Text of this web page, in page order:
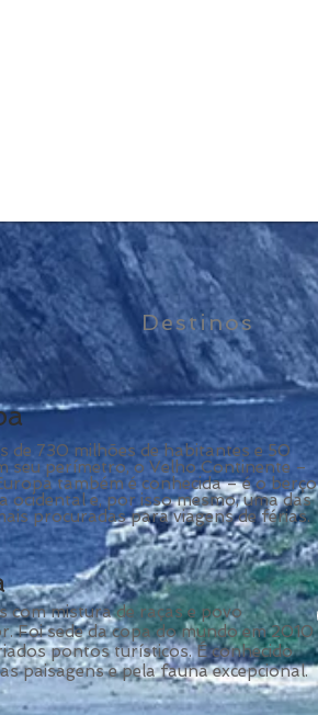
Destinos
de 730 milhões de habitantes e 50
seu perímetro, o Velho Continente –
também é conhecida – é o berço
ocidental e, por isso mesmo, uma das
procuradas para viagens de férias.
com mistura de raças e povo
Foi sede da copa do mundo em 2010
pontos turísticos. É conhecido
paisagens e pela fauna excepcional.